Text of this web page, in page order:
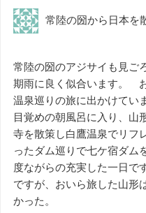
常陸の圀から日本を
常陸の圀のアジサイも見
期雨に良く似合います。
温泉巡りの旅に出かけて
目覚めの朝風呂に入り、山
寺を散策し白鷹温泉でリ
ったダム巡りで七ケ宿ダム
度ながらの充実した一日
ですが、おいら旅した山形
かった。